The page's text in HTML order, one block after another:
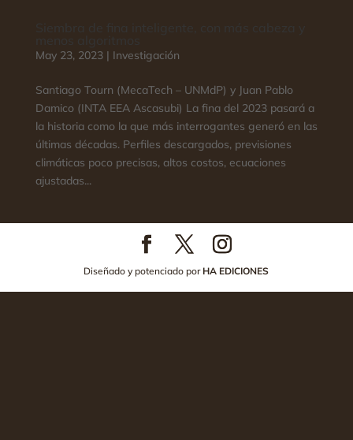
May 23, 2023| Investigación
Santiago Tourn (MecaTech – UNMdP) y Juan Pablo
Damico (INTA EEA Ascasubi) La fina del 2023 pasará a
la historia como la que más interrogantes generó en las
últimas décadas. Perfiles descargados, previsiones
climáticas poco precisas, altos costos, ecuaciones
ajustadas...
Diseñado y potenciado por HA EDICIONES